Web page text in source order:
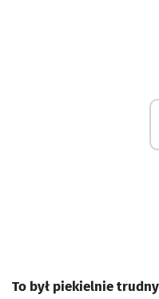
To był piekielnie